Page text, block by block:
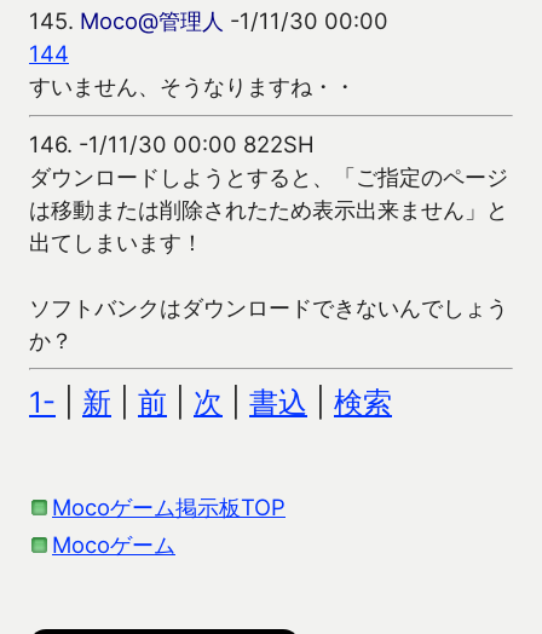
145. Moco@管理人 -1/11/30 00:00
144
すいません、そうなりますね・・
146. -1/11/30 00:00 822SH
ダウンロードしようとすると、「ご指定のページ
は移動または削除されたため表示出来ません」と
出てしまいます！
ソフトバンクはダウンロードできないんでしょう
か？
1- 新 前 次 書込 検索
Mocoゲーム掲示板TOP
Mocoゲーム